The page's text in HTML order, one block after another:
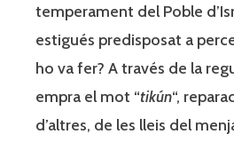
temperament del Poble
estigués predisposat a
ho va fer? A través de la
empra el mot “tikún“,
d’altres, de les lleis del